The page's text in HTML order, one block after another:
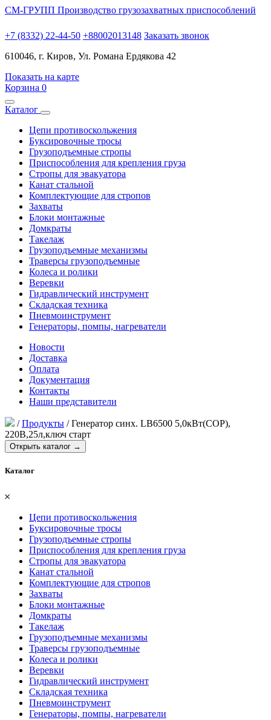
СМ-ГРУПП Производство грузозахватных приспособлений
+7 (8332) 22-44-50 +88002013148 Заказать звонок
610046, г. Киров, Ул. Романа Ердякова 42
Показать на карте
Корзина 0
Каталог
Цепи противоскольжения
Буксировочные тросы
Грузоподъемные стропы
Приспособления для крепления груза
Стропы для эвакуатора
Канат стальной
Комплектующие для стропов
Захваты
Блоки монтажные
Домкраты
Такелаж
Грузоподъемные механизмы
Траверсы грузоподъемные
Колеса и ролики
Веревки
Гидравлический инструмент
Складская техника
Пневмоинструмент
Генераторы, помпы, нагреватели
Новости
Доставка
Оплата
Документация
Контакты
Наши представители
/Продукты /Генератор синх. LB6500 5,0кВт(COP),
220В,25л,ключ старт
Открыть каталог →
Каталог
𐄂
Цепи противоскольжения
Буксировочные тросы
Грузоподъемные стропы
Приспособления для крепления груза
Стропы для эвакуатора
Канат стальной
Комплектующие для стропов
Захваты
Блоки монтажные
Домкраты
Такелаж
Грузоподъемные механизмы
Траверсы грузоподъемные
Колеса и ролики
Веревки
Гидравлический инструмент
Складская техника
Пневмоинструмент
Генераторы, помпы, нагреватели